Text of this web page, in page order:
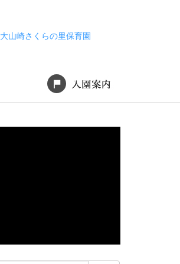
大山崎さくらの里保育園